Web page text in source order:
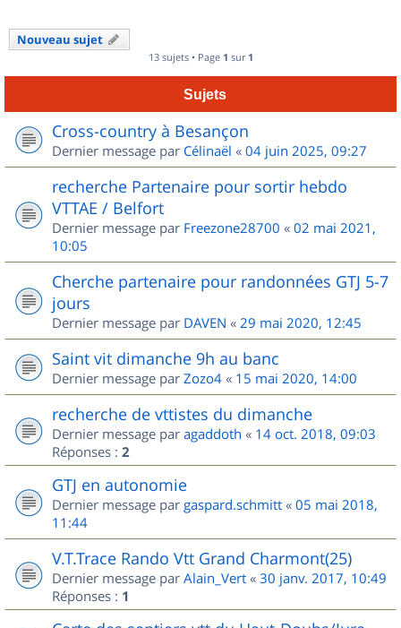
Nouveau sujet
13 sujets • Page 1 sur 1
Sujets
Cross-country à Besançon
Dernier message par Célinaël « 04 juin 2025, 09:27
recherche Partenaire pour sortir hebdo
VTTAE / Belfort
Dernier message par Freezone28700 « 02 mai 2021,
10:05
Cherche partenaire pour randonnées GTJ 5-7
jours
Dernier message par DAVEN « 29 mai 2020, 12:45
Saint vit dimanche 9h au banc
Dernier message par Zozo4 « 15 mai 2020, 14:00
recherche de vttistes du dimanche
Dernier message par agaddoth « 14 oct. 2018, 09:03
Réponses : 2
GTJ en autonomie
Dernier message par gaspard.schmitt « 05 mai 2018,
11:44
V.T.Trace Rando Vtt Grand Charmont(25)
Dernier message par Alain_Vert « 30 janv. 2017, 10:49
Réponses : 1